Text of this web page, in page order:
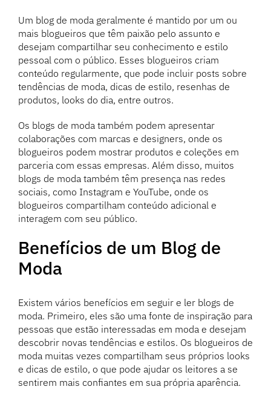
Um blog de moda geralmente é mantido por um ou
mais blogueiros que têm paixão pelo assunto e
desejam compartilhar seu conhecimento e estilo
pessoal com o público. Esses blogueiros criam
conteúdo regularmente, que pode incluir posts sobre
tendências de moda, dicas de estilo, resenhas de
produtos, looks do dia, entre outros.
Os blogs de moda também podem apresentar
colaborações com marcas e designers, onde os
blogueiros podem mostrar produtos e coleções em
parceria com essas empresas. Além disso, muitos
blogs de moda também têm presença nas redes
sociais, como Instagram e YouTube, onde os
blogueiros compartilham conteúdo adicional e
interagem com seu público.
Benefícios de um Blog de
Moda
Existem vários benefícios em seguir e ler blogs de
moda. Primeiro, eles são uma fonte de inspiração para
pessoas que estão interessadas em moda e desejam
descobrir novas tendências e estilos. Os blogueiros de
moda muitas vezes compartilham seus próprios looks
e dicas de estilo, o que pode ajudar os leitores a se
sentirem mais confiantes em sua própria aparência.